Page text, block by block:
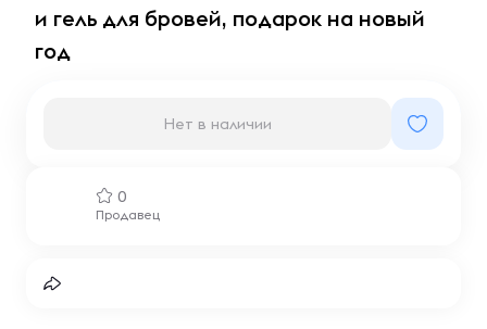
и гель для бровей, подарок на новый
год
0
Продавец
Нет в наличии